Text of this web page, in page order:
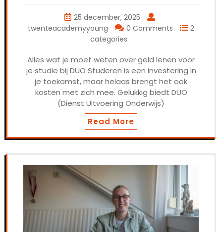
25 december, 2025
twenteacademyyoung
0 Comments
2
categories
Alles wat je moet weten over geld lenen voor
je studie bij DUO Studeren is een investering in
je toekomst, maar helaas brengt het ook
kosten met zich mee. Gelukkig biedt DUO
(Dienst Uitvoering Onderwijs)
Read More